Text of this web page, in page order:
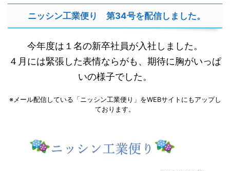
ニッシン工業便り 第34号を配信しました。
今年度は１名の新卒社員が入社しました。
４月には緊張した表情ならがも、期待に胸がいっぱ
いの様子でした。
※メール配信している「ニッシン工業便り」をWEBサイトにもアップし
ております。